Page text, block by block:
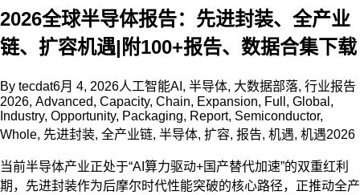
2026全球半导体报告：先进封装、全产业
链、扩容机遇|附100+报告、数据合集下载
By tecdat6月 4, 2026人工智能AI , 半导体, 大数据部落, 行业报告
2026, Advanced, Capacity, Chain, Expansion, Full , Global ,
Industry, Opportunity, Packaging, Report, Semiconductor,
Whole, 先进封装, 全产业链, 半导体, 扩容, 报告, 机遇, 机遇2026
当前半导体产业正处于“AI算力驱动+国产替代加速”的双重红利
期，先进封装作为后摩尔时代性能突破的核心路径，正推动全产